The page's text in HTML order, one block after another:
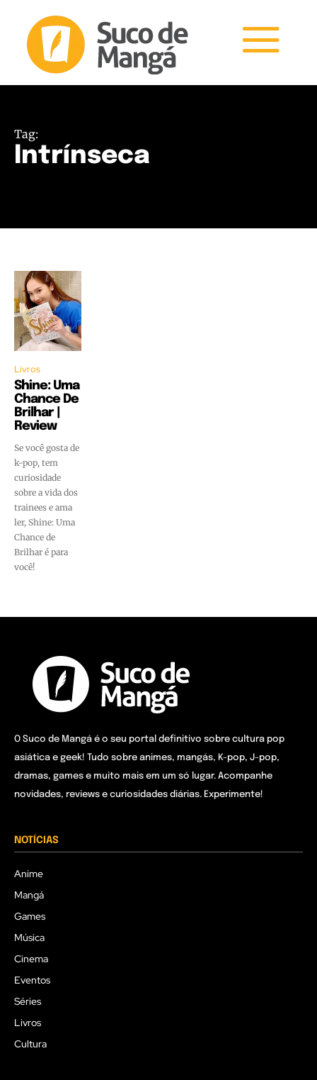
Tag:
Intrínseca
Livros
Shine: Uma
Chance De
Brilhar |
Review
Se você gosta de
k-pop, tem
curiosidade
sobre a vida dos
trainees e ama
ler, Shine: Uma
Chance de
Brilhar é para
você!
O Suco de Mangá é o seu portal definitivo sobre cultura pop
asiática e geek! Tudo sobre animes, mangás, K-pop, J-pop,
dramas, games e muito mais em um só lugar. Acompanhe
novidades, reviews e curiosidades diárias. Experimente!
NOTÍCIAS
Anime
Mangá
Games
Música
Cinema
Eventos
Séries
Livros
Cultura